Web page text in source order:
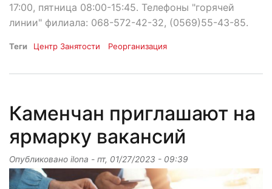
17:00, пятница 08:00-15:45. Телефоны "горячей
линии" филиала: 068-572-42-32, (0569)55-43-85.
Теги Центр Занятости Реорганизация
Каменчан приглашают на
ярмарку вакансий
Опубликовано ilona - пт, 01/27/2023 - 09:39